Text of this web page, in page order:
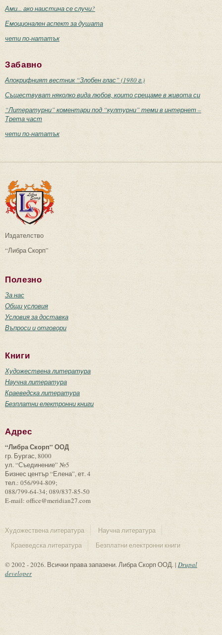
Ами... ако наистина се случи?
Емоционален аспект за душата
чети по-нататък
Забавно
Апокрифният вестник “Злобен глас” (1980 г.)
Съществуват няколко вида любов, които срещаме в живота си
“Литературни” коментари под “културни” теми в интернет –
Трета част
чети по-нататък
Издателство
“Либра Скорп”
Полезно
За нас
Общи условия
Условия за доставка
Въпроси и отговори
Книги
Художествена литература
Научна литература
Краеведска литература
Безплатни електронни книги
Адрес
“Либра Скорп” ООД
гр. Бургас, 8000
ул. “Съединение” №5
Бизнес център “Елена”, ет. 4
тел.: 056/994-809;
088/799-64-34; 089/837-85-50
E-mail: office@meridian27.com
Художествена литература
Научна литература
Краеведска литература
Безплатни електронни книги
© 2002 - 2026. Всички права запазени. Либра Скорп ООД. | Drupal
developer